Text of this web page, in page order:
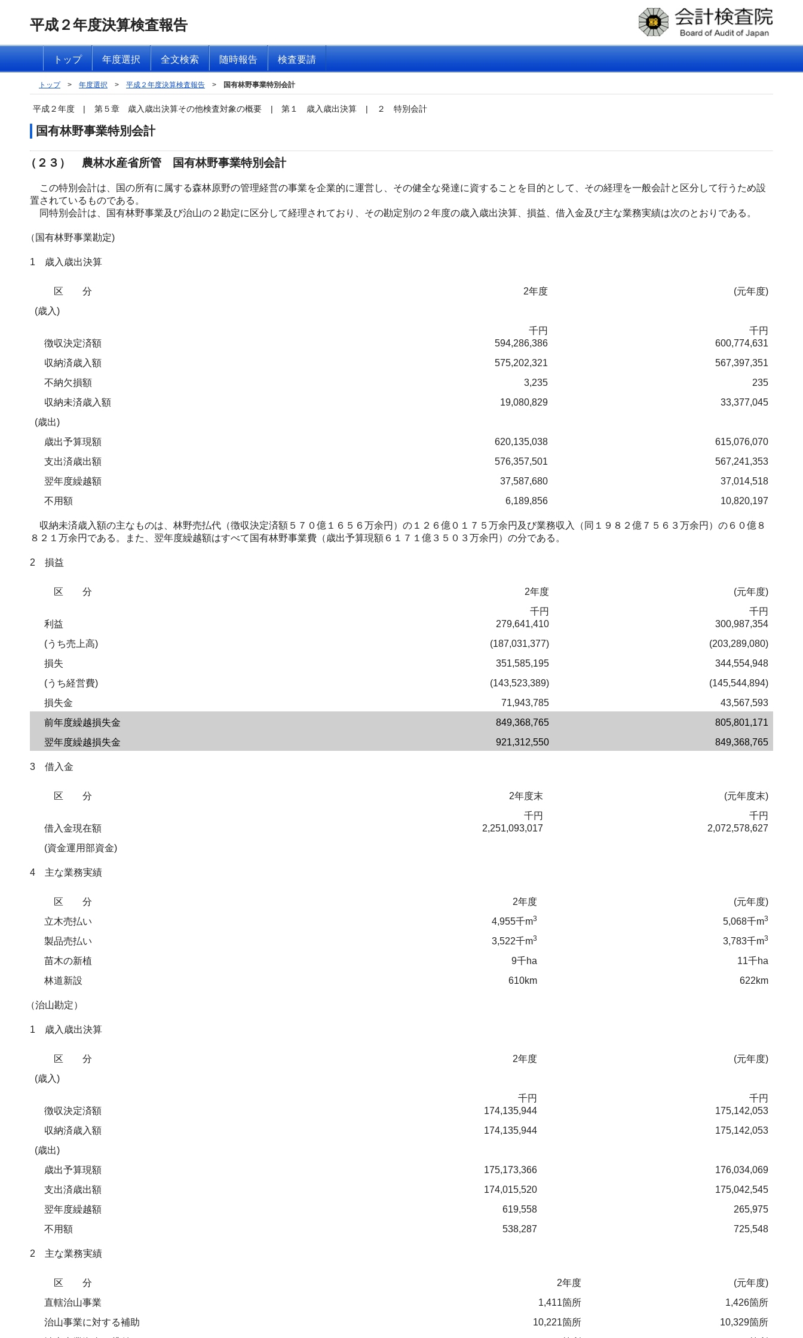
平成２年度決算検査報告
トップ 年度選択 全文検索 随時報告 検査要請
トップ > 年度選択 > 平成２年度決算検査報告 > 国有林野事業特別会計
平成２年度 | 第５章 歳入歳出決算その他検査対象の概要 | 第１ 歳入歳出決算 | ２ 特別会計
国有林野事業特別会計
（２３） 農林水産省所管 国有林野事業特別会計
この特別会計は、国の所有に属する森林原野の管理経営の事業を企業的に運営し、その健全な発達に資することを目的として、その経理を一般会計と区分して行うため設
置されているものである。
同特別会計は、国有林野事業及び治山の２勘定に区分して経理されており、その勘定別の２年度の歳入歳出決算、損益、借入金及び主な業務実績は次のとおりである。
（国有林野事業勘定)
1 歳入歳出決算
区分 2年度
(元年度)
(歳入)
徴収決定済額
千円
594,286,386
千円
600,774,631
収納済歳入額
575,202,321
567,397,351
不納欠損額
3,235
235
収納未済歳入額
19,080,829
33,377,045
(歳出)
歳出予算現額
620,135,038
615,076,070
支出済歳出額
576,357,501
567,241,353
翌年度繰越額
37,587,680
37,014,518
不用額
6,189,856 10,820,197
収納未済歳入額の主なものは、林野売払代（徴収決定済額５７０億１６５６万余円）の１２６億０１７５万余円及び業務収入（同１９８２億７５６３万余円）の６０億８
８２１万余円である。また、翌年度繰越額はすべて国有林野事業費（歳出予算現額６１７１億３５０３万余円）の分である。
2 損益
区分 2年度 (元年度)
利益
千円
279,641,410
千円
300,987,354
(うち売上高)
(187,031,377)
(203,289,080)
損失
351,585,195
344,554,948
(うち経営費)
(143,523,389)
(145,544,894)
損失金
71,943,785
43,567,593
前年度繰越損失金
849,368,765
805,801,171
翌年度繰越損失金
921,312,550 849,368,765
3 借入金
区分 2年度末 (元年度末)
借入金現在額
千円
2,251,093,017
千円
2,072,578,627
(資金運用部資金)
4 主な業務実績
区分 2年度
(元年度)
立木売払い
4,955千m3 5,068千m3
製品売払い 3,522千m3 3,783千m3
苗木の新植 9千ha
11千ha
林道新設
610km 622km
（治山勘定）
1 歳入歳出決算
区分 2年度
(元年度)
(歳入)
徴収決定済額
千円
174,135,944
千円
175,142,053
収納済歳入額
174,135,944
175,142,053
(歳出)
歳出予算現額
175,173,366
176,034,069
支出済歳出額
174,015,520
175,042,545
翌年度繰越額
619,558
265,975
不用額
538,287 725,548
2 主な業務実績
区分 2年度
(元年度)
直轄治山事業
1,411箇所
1,426箇所
治山事業に対する補助
10,221箇所
10,329箇所